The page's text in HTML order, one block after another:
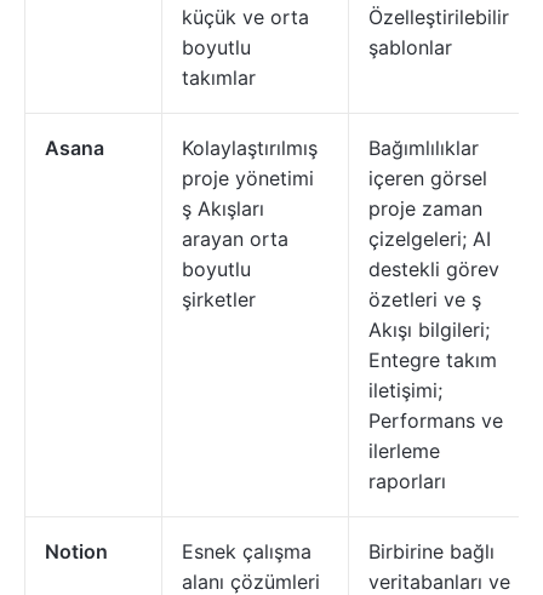
küçük ve orta
boyutlu
takımlar
Özelleştirilebilir
şablonlar
Asana
Kolaylaştırılmış
proje yönetimi
ş Akışları
arayan orta
boyutlu
şirketler
Bağımlılıklar
içeren görsel
proje zaman
çizelgeleri; AI
destekli görev
özetleri ve ş
Akışı bilgileri;
Entegre takım
iletişimi;
Performans ve
ilerleme
raporları
Notion
Esnek çalışma
alanı çözümleri
Birbirine bağlı
veritabanları ve